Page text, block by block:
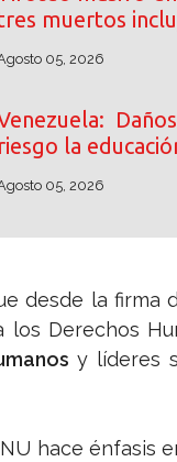
muertos
05, 2026
riesgo la
05, 2026
desde la firma
los Derechos
y líderes
hace énfasis